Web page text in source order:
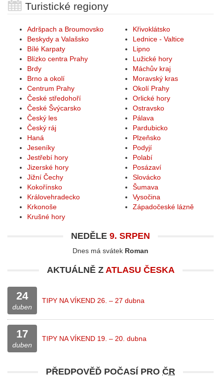
Turistické regiony
Adršpach a Broumovsko
Beskydy a Valašsko
Bílé Karpaty
Blízko centra Prahy
Brdy
Brno a okolí
Centrum Prahy
České středohoří
České Švýcarsko
Český les
Český ráj
Haná
Jeseníky
Jestřebí hory
Jizerské hory
Jižní Čechy
Kokořínsko
Královehradecko
Krkonoše
Krušné hory
Křivoklátsko
Lednice - Valtice
Lipno
Lužické hory
Máchův kraj
Moravský kras
Okolí Prahy
Orlické hory
Ostravsko
Pálava
Pardubicko
Plzeňsko
Podyjí
Polabí
Posázaví
Slovácko
Šumava
Vysočina
Západočeské lázně
NEDĚLE 9. SRPEN
Dnes má svátek Roman
AKTUÁLNĚ Z ATLASU ČESKA
24
duben
TIPY NA VÍKEND 26. – 27 dubna
17
duben
TIPY NA VÍKEND 19. – 20. dubna
PŘEDPOVĚĎ POČASÍ PRO ČR